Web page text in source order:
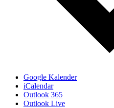
Google Kalender
iCalendar
Outlook 365
Outlook Live